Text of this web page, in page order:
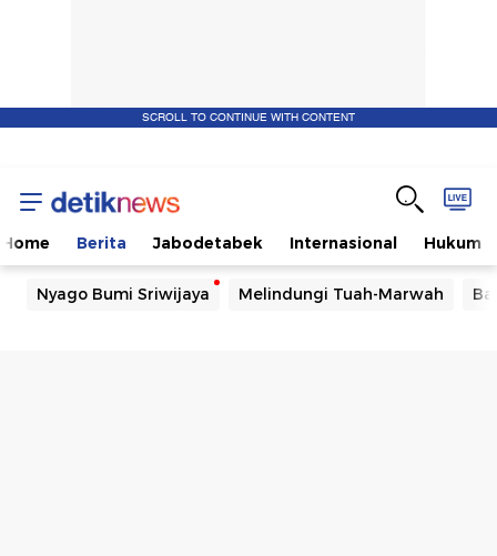
SCROLL TO CONTINUE WITH CONTENT
Home Berita Jabodetabek Internasional Hukum
Nyago Bumi Sriwijaya Melindungi Tuah-Marwah